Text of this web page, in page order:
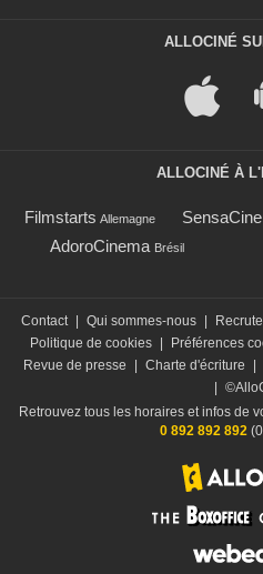
ALLOCINÉ
ALLOCINÉ À
Filmstarts Allemagne SensaCine
AdoroCinema Brésil
Contact Qui sommes-nous
Politique de cookies
Préférences
Revue de presse
Charte d'écriture
Retrouvez tous les horaires et infos de
0 892 892 892